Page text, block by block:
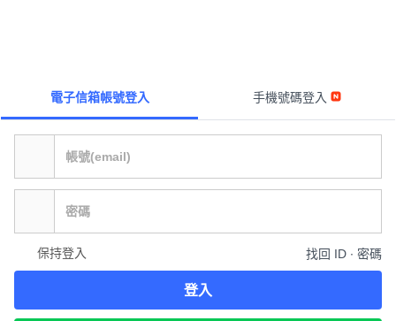
電子信箱帳號登入 手機號碼登入
保持登入 找回 ID ∙ 密碼
登入